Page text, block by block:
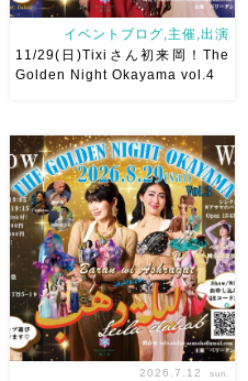
2026/11/29(日)Tixiさん初来
岡！The Golden Night
Okayama vol.4 本日8/1よりお
申し込みスタートです
【
Show 】 Guest DancerTixi
[…]
イベントブログ,主催,出演
11/29(日)Tixiさん初来岡！The
Golden Night Okayama vol.4
2026.7.12 sun.